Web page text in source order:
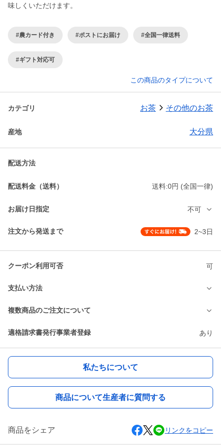
味しくいただけます。
#農カード付き #ポストにお届け #全国一律送料
#ギフト対応可
この商品のタイプについて
カテゴリ お茶 その他のお茶
産地 大分県
配送方法
配送料金（送料） 送料:0円 (全国一律)
お届け日指定 不可
注文から発送まで 2~3日
クーポン利用可否 可
支払い方法
複数商品のご注文について
適格請求書発行事業者登録 あり
私たちについて
商品について生産者に質問する
商品をシェア リンクをコピー